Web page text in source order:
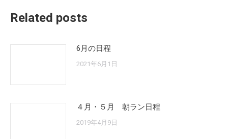
Related posts
6月の日程
2021年6月1日
４月・５月 朝ラン日程
2019年4月9日